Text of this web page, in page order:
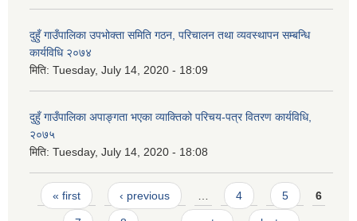
दुहुँ गाउँपालिका उपभोक्ता समिति गठन, परिचालन तथा व्यवस्थापन सम्बन्धि
कार्यविधि २०७४
मिति: Tuesday, July 14, 2020 - 18:09
दुहुँ गाउँपालिका अपाङ्गता भएका व्याक्तिको परिचय-पत्र वितरण कार्यविधि,
२०७५
मिति: Tuesday, July 14, 2020 - 18:08
Pages
« first ‹ previous 4 5 6